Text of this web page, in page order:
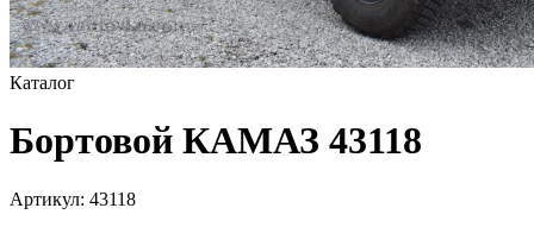
Каталог
Бортовой КАМАЗ 43118
Артикул: 43118